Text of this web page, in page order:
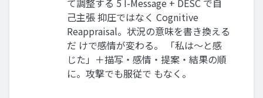
己主張 抑圧ではなく Cognitive
Reappraisal。状況の意味を書き換える
だ けで感情が変わる。 「私は〜と感
じた」＋描写・感情・提案・結果の順
に。攻撃でも服従で もなく。